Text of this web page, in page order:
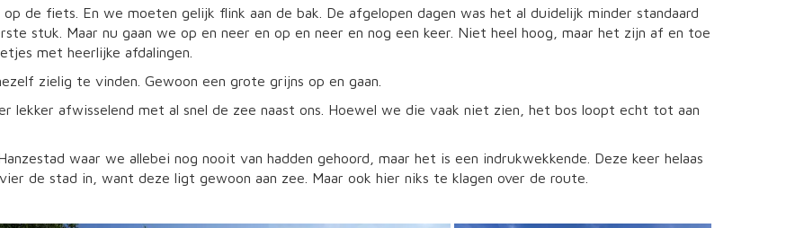
op de fiets. En we moeten gelijk flink aan de bak. De afgelopen dagen was het al duidelijk minder standaard
stuk. Maar nu gaan we op en neer en op en neer en nog een keer. Niet heel hoog, maar het zijn af en toe
met heerlijke afdalingen.
zielig te vinden. Gewoon een grote grijns op en gaan.
lekker afwisselend met al snel de zee naast ons. Hoewel we die vaak niet zien, het bos loopt echt tot aan
waar we allebei nog nooit van hadden gehoord, maar het is een indrukwekkende. Deze keer helaas
de stad in, want deze ligt gewoon aan zee. Maar ook hier niks te klagen over de route.